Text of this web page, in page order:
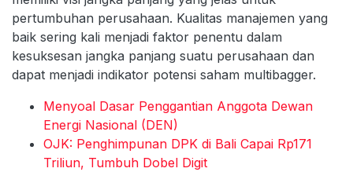
pertumbuhan perusahaan. Kualitas manajemen yang
baik sering kali menjadi faktor penentu dalam
kesuksesan jangka panjang suatu perusahaan dan
dapat menjadi indikator potensi saham multibagger.
Menyoal Dasar Penggantian Anggota Dewan
Energi Nasional (DEN)
OJK: Penghimpunan DPK di Bali Capai Rp171
Triliun, Tumbuh Dobel Digit